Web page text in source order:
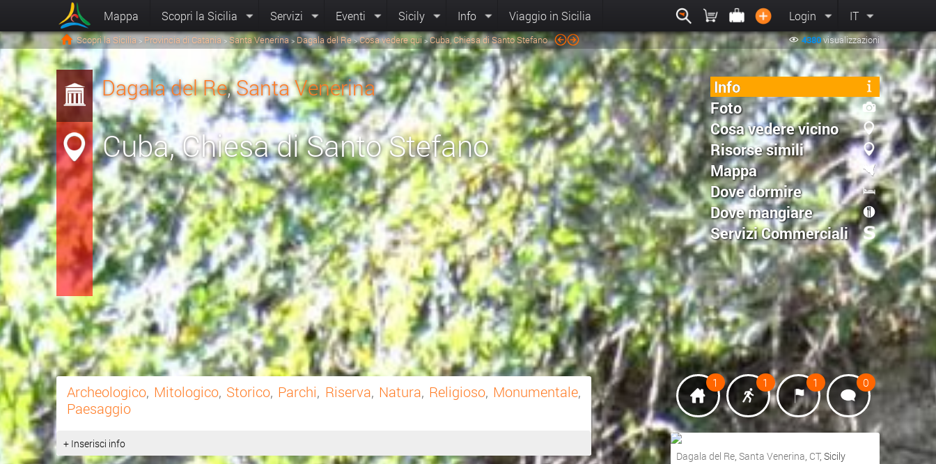
Mappa Scopri la Sicilia Servizi Eventi Sicily Info Viaggio in Sicilia Login IT
Scopri la Sicilia > Provincia di Catania > Santa Venerina > Dagala del Re > Cosa vedere qui > Cuba, Chiesa di Santo Stefano 4380visualizzazioni
Dagala del Re,Santa Venerina
Cuba, Chiesa di Santo Stefano
Info
Foto
Cosa vedere vicino
Risorse simili
Mappa
Dove dormire
Dove mangiare
Servizi Commerciali
Archeologico, Mitologico, Storico, Parchi, Riserva, Natura, Religioso, Monumentale,
Paesaggio
+ Inserisci info
1 1 1 0
Dagala del Re,Santa Venerina, CT, Sicily